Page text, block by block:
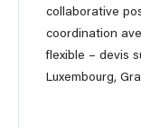
collaborative
coordination
flexible – devis
Luxembourg,